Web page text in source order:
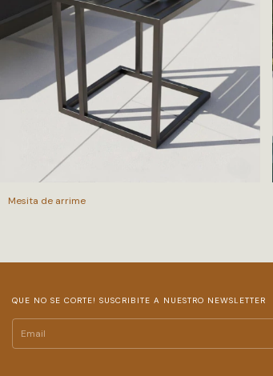
Mesita de arrime
QUE NO SE CORTE! SUSCRIBITE A NUESTRO NEWSLETTER